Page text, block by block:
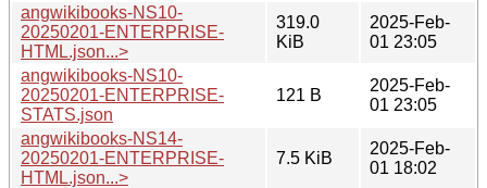
angwikibooks-NS10-
20250201-ENTERPRISE-
HTML.json...>
319.0
KiB
2025-Feb-
01 23:05
angwikibooks-NS10-
20250201-ENTERPRISE-
STATS.json
121 B
2025-Feb-
01 23:05
angwikibooks-NS14-
20250201-ENTERPRISE-
HTML.json...>
7.5 KiB
2025-Feb-
01 18:02